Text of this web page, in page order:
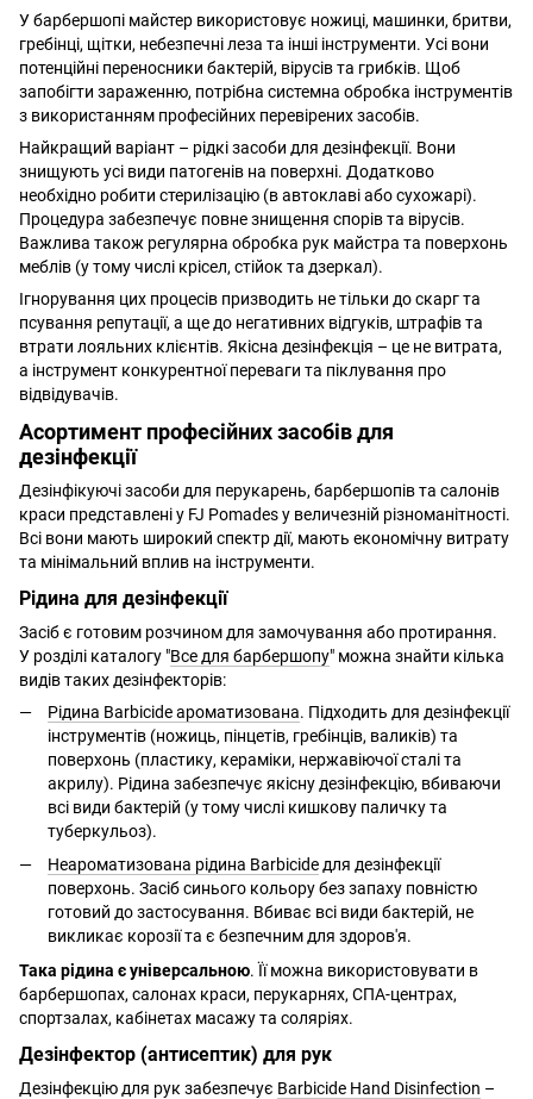
У барбершопі майстер використовує ножиці, машинки, бритви,
гребінці, щітки, небезпечні леза та інші інструменти. Усі вони
потенційні переносники бактерій, вірусів та грибків. Щоб
запобігти зараженню, потрібна системна обробка інструментів
з використанням професійних перевірених засобів.
Найкращий варіант – рідкі засоби для дезінфекції. Вони
знищують усі види патогенів на поверхні. Додатково
необхідно робити стерилізацію (в автоклаві або сухожарі).
Процедура забезпечує повне знищення спорів та вірусів.
Важлива також регулярна обробка рук майстра та поверхонь
меблів (у тому числі крісел, стійок та дзеркал).
Ігнорування цих процесів призводить не тільки до скарг та
псування репутації, а ще до негативних відгуків, штрафів та
втрати лояльних клієнтів. Якісна дезінфекція – це не витрата,
а інструмент конкурентної переваги та піклування про
відвідувачів.
Асортимент професійних засобів для
дезінфекції
Дезінфікуючі засоби для перукарень, барбершопів та салонів
краси представлені у FJ Pomades у величезній різноманітності.
Всі вони мають широкий спектр дії, мають економічну витрату
та мінімальний вплив на інструменти.
Рідина для дезінфекції
Засіб є готовим розчином для замочування або протирання.
У розділі каталогу "Все для барбершопу" можна знайти кілька
видів таких дезінфекторів:
Рідина Barbicide ароматизована. Підходить для дезінфекції
інструментів (ножиць, пінцетів, гребінців, валиків) та
поверхонь (пластику, кераміки, нержавіючої сталі та
акрилу). Рідина забезпечує якісну дезінфекцію, вбиваючи
всі види бактерій (у тому числі кишкову паличку та
туберкульоз).
Неароматизована рідина Barbicideдля дезінфекції
поверхонь. Засіб синього кольору без запаху повністю
готовий до застосування. Вбиває всі види бактерій, не
викликає корозії та є безпечним для здоров'я.
Така рідина є універсальною. Її можна використовувати в
барбершопах, салонах краси, перукарнях, СПА-центрах,
спортзалах, кабінетах масажу та соляріях.
Дезінфектор (антисептик) для рук
Дезінфекцію для рук забезпечує Barbicide Hand Disinfection –